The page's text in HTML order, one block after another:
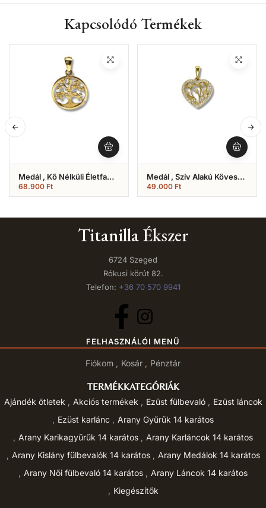
Kapcsolódó Termékek
Medál , Kő Nélküli Életfa
Modell (Nr.3)
68.900 Ft
Medál , Szív Alakú Köves
Modell (Nr.26)
49.000 Ft
Titanilla Ékszer
6724 Szeged
Rókusi körút 82.
Telefon: +36 70 570 9941
FELHASZNÁLÓI MENÜ
Fiókom Kosár Pénztár
TERMÉKKATEGÓRIÁK
Ajándék ötletek Akciós termékek Ezüst fülbevaló
Ezüst láncok
Ezüst karlánc
Arany Gyűrűk 14 karátos
Arany Karikagyűrűk 14 karátos
Arany Karláncok 14 karátos
Arany Kislány fülbevalók 14 karátos
Arany Medálok 14 karátos
Arany Női fülbevaló 14 karátos
Arany Láncok 14 karátos
Kiegészítők